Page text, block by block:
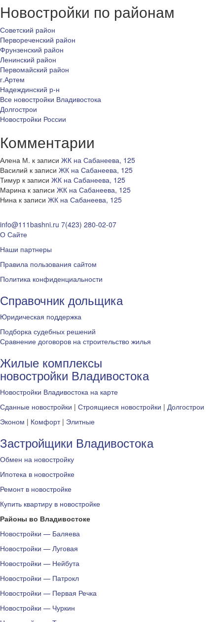
Новостройки по районам
Советский район
Первореченский район
Фрунзенский район
Ленинский район
Первомайский район
г.Артем
Надеждинский р-н
Все новостройки Владивостока
Долгострои
Новостройки России
Комментарии
Алена М. к записи ЖК на Сабанеева, 125
Василий к записи ЖК на Сабанеева, 125
Тимур к записи ЖК на Сабанеева, 125
Марина к записи ЖК на Сабанеева, 125
Нина к записи ЖК на Сабанеева, 125
info@111bashni.ru 7(423) 280-02-07
О Сайте
Наши партнеры
Правила пользования сайтом
Политика конфиденциальности
Справочник дольщика
Юридическая поддержка
Подборка судебных решений
Сравнение договоров на строительство жилья
Жилые комплексы
новостройки Владивостока
Новостройки Владивостока на карте
Сданные новостройки | Строящиеся новостройки | Долгострои
Эконом | Комфорт| Элитные
Застройщики Владивостока
Обмен на новостройку
Ипотека в новостройке
Ремонт в новостройке
Купить квартиру в новостройке
Районы во Владивостоке
Новостройки — Баляева
Новостройки — Луговая
Новостройки — Нейбута
Новостройки — Патрокл
Новостройки — Первая Речка
Новостройки — Чуркин